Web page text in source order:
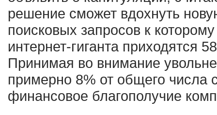
решение сможет вдохнуть
поисковых запросов к
интернет-гиганта приходятся
Принимая во внимание
примерно 8% от общего
финансовое благополучие